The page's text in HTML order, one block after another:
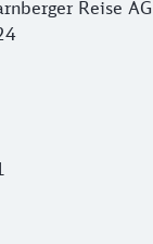
Reise AG